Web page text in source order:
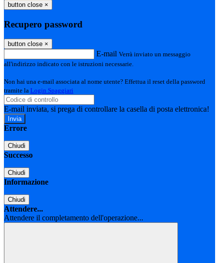
button close ×
Recupero password
button close ×
E-mail Verrà inviato un messaggio
all'indirizzo indicato con le istruzioni necessarie.
Non hai una e-mail associata al nome utente? Effettua il reset della password
tramite la Login Spaggiari
E-mail inviata, si prega di controllare la casella di posta elettronica!
Errore
Chiudi
Successo
Chiudi
Informazione
Chiudi
Attendere...
Attendere il completamento dell'operazione...